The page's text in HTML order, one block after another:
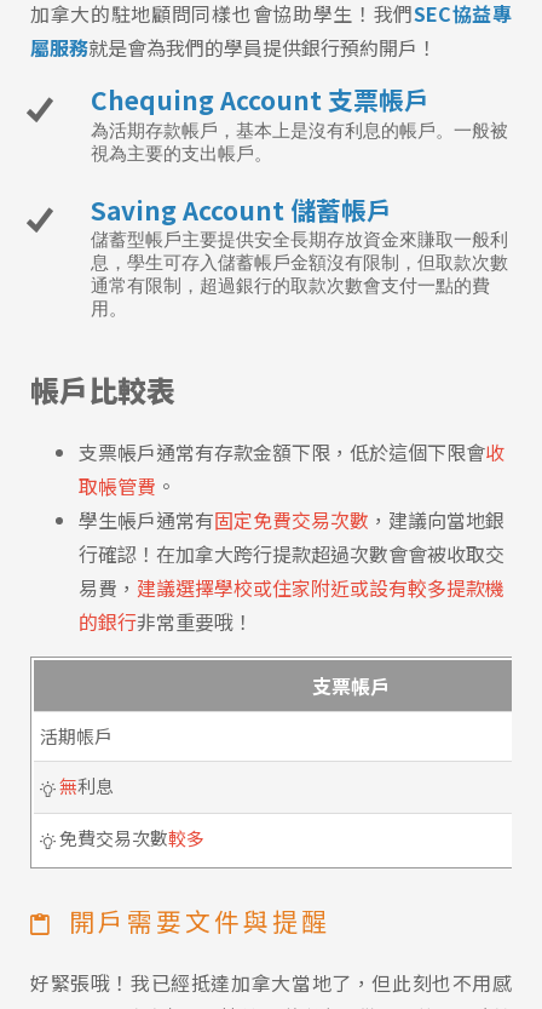
加拿大的駐地顧問同樣也會協助學生！我們SEC協益專
屬服務就是會為我們的學員提供銀行預約開戶！
Chequing Account 支票帳戶
為活期存款帳戶，基本上是沒有利息的帳戶。一般被
視為主要的支出帳戶。
Saving Account 儲蓄帳戶
儲蓄型帳戶主要提供安全長期存放資金來賺取一般利
息，學生可存入儲蓄帳戶金額沒有限制，但取款次數
通常有限制，超過銀行的取款次數會支付一點的費
用。
帳戶比較表
支票帳戶通常有存款金額下限，低於這個下限會收
取帳管費 。
學生帳戶通常有固定免費交易次數 ，建議向當地銀
行確認！在加拿大跨行提款超過次數會會被收取交
易費， 建議選擇學校或住家附近或設有較多提款機
的銀行非常重要哦！
支票帳戶
活期帳戶
無利息
免費交易次數較多
開戶需要文件與提醒
好緊張哦！我已經抵達加拿大當地了，但此刻也不用感